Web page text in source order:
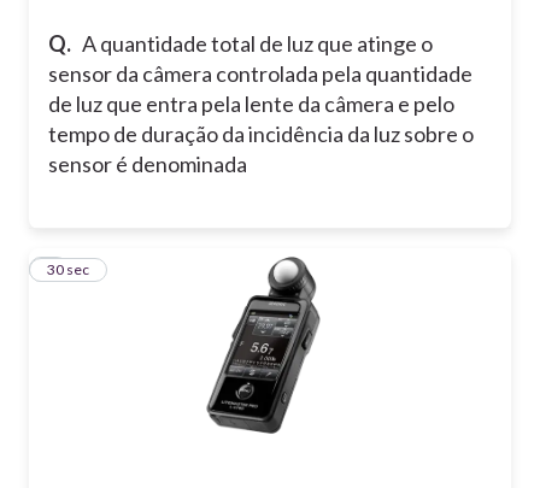
Q. A quantidade total de luz que atinge o
sensor da câmera controlada pela quantidade
de luz que entra pela lente da câmera e pelo
tempo de duração da incidência da luz sobre o
sensor é denominada
6
30 sec